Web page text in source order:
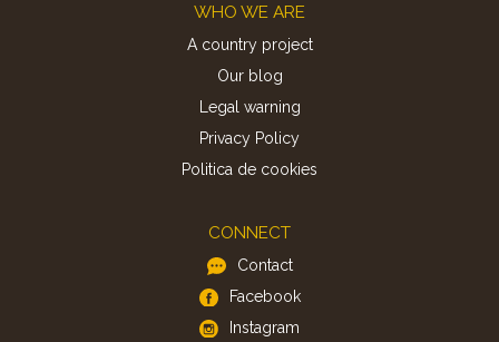
WHO WE ARE
A country project
Our blog
Legal warning
Privacy Policy
Politica de cookies
CONNECT
Contact
Facebook
Instagram